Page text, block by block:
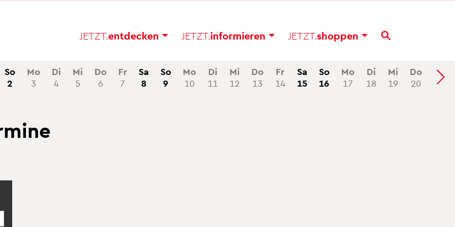
JETZT.ent­de­cken JETZT.in­for­mie­ren JETZT.shop­pen
So
2
Mo
3
Di
4
Mi
5
Do
6
Fr
7
Sa
8
So
9
Mo
10
Di
11
Mi
12
Do
13
Fr
14
Sa
15
So
16
Mo
17
Di
18
Mi
19
Do
20
Fr
21